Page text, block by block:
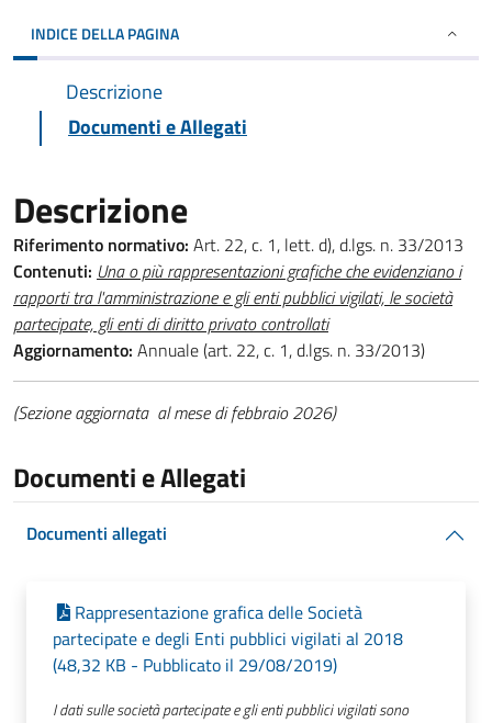
INDICE DELLA PAGINA
Descrizione
Documenti e Allegati
Descrizione
Riferimento normativo: Art. 22, c. 1, lett. d), d.lgs. n. 33/2013
Contenuti: Una o più rappresentazioni grafiche che evidenziano i
rapporti tra l'amministrazione e gli enti pubblici vigilati, le società
partecipate, gli enti di diritto privato controllati
Aggiornamento: Annuale (art. 22, c. 1, d.lgs. n. 33/2013)
(Sezione aggiornata al mese di febbraio 2026)
Documenti e Allegati
Documenti allegati
Rappresentazione grafica delle Società
partecipate e degli Enti pubblici vigilati al 2018
(48,32 KB - Pubblicato il 29/08/2019)
I dati sulle società partecipate e gli enti pubblici vigilati sono